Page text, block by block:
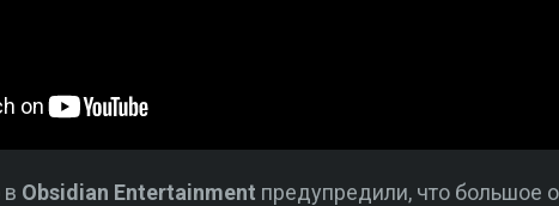
Obsidian Entertainment предупредили, что большое